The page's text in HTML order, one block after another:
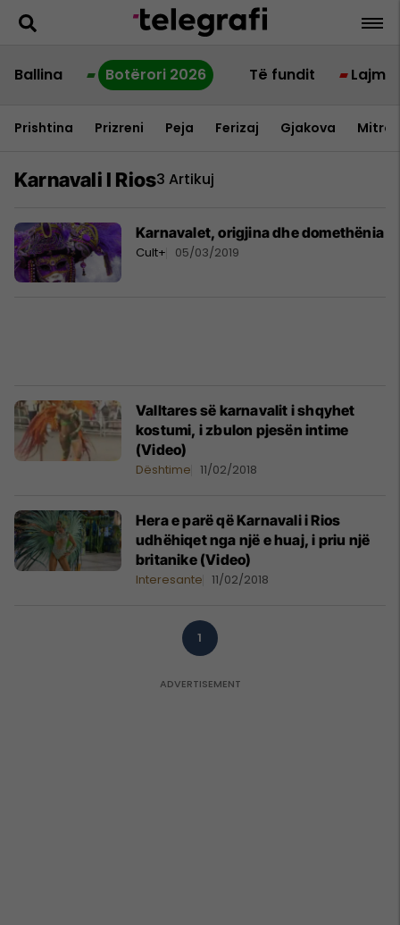
Ballina Botërori 2026 Të fundit Lajme
Prishtina Prizreni Peja Ferizaj Gjakova
Karnavali I Rios3 Artikuj
Karnavalet, origjina dhe domethënia
Cult+ 05/03/2019
Valltares së karnavalit i shqyhet
kostumi, i zbulon pjesën intime
(Video)
Dështime 11/02/2018
Hera e parë që Karnavali i Rios
udhëhiqet nga një e huaj, i priu një
britanike (Video)
Interesante 11/02/2018
1